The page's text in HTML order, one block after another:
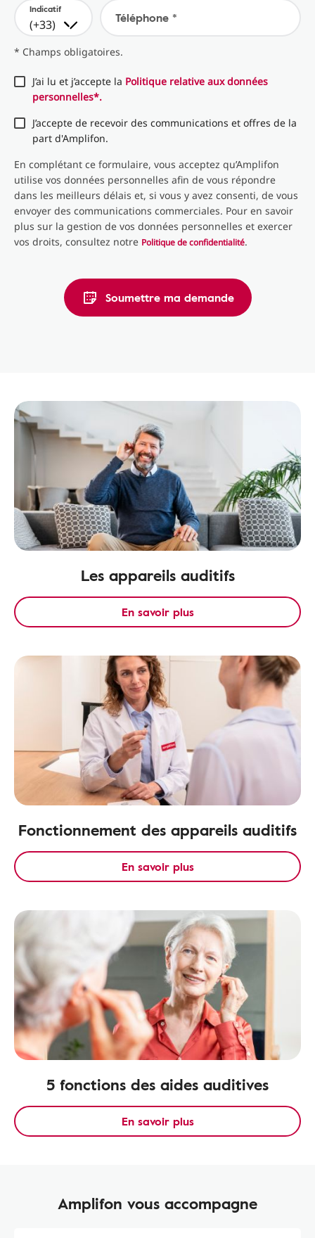
Indicatif
(+33) Téléphone *
* Champs obligatoires.
J’ai lu et j’accepte la Politique relative aux données
personnelles*.
J’accepte de recevoir des communications et offres de la
part d'Amplifon.
En complétant ce formulaire, vous acceptez qu’Amplifon
utilise vos données personnelles afin de vous répondre
dans les meilleurs délais et, si vous y avez consenti, de vous
envoyer des communications commerciales. Pour en savoir
plus sur la gestion de vos données personnelles et exercer
vos droits, consultez notre Politique de confidentialité.
Soumettre ma demande
Les appareils auditifs
En savoir plus
Fonctionnement des appareils auditifs
En savoir plus
5 fonctions des aides auditives
En savoir plus
Amplifon vous accompagne